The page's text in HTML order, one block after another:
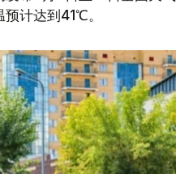
计达到41℃。